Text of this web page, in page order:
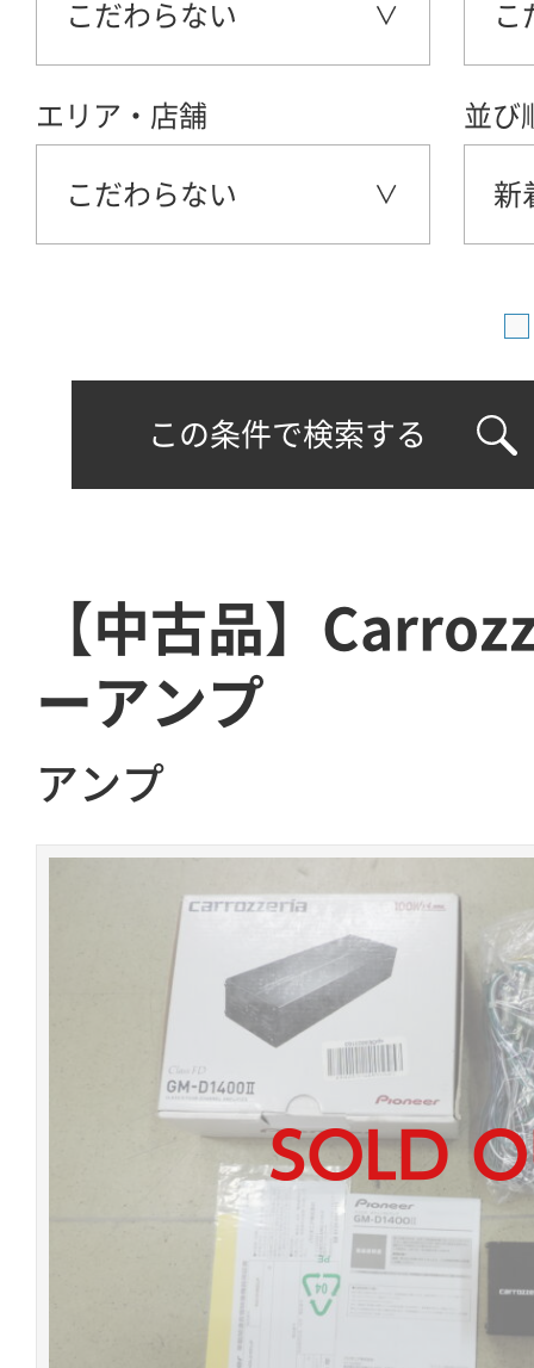
こだわらない こ
エリア・店舗
こだわらない
並び
新
この条件で検索する
【中古品】
ーアンプ
アンプ